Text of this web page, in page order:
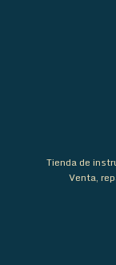
Tienda de
Venta,